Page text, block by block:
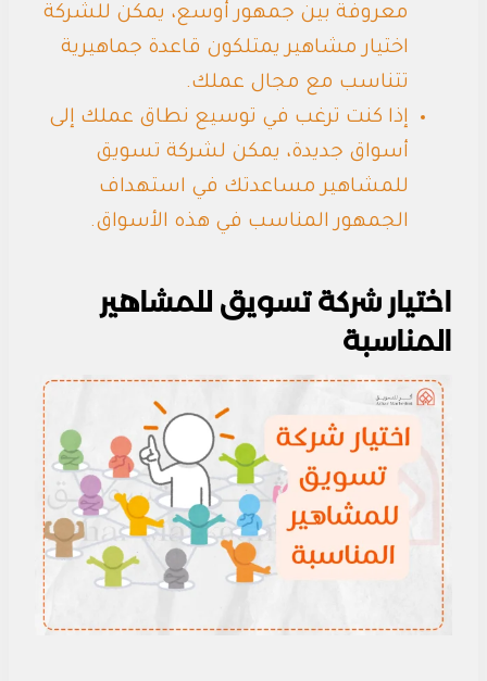
معروفة بين جمهور أوسع، يمكن للشركة
اختيار مشاهير يمتلكون قاعدة جماهيرية
تتناسب مع مجال عملك.
إذا كنت ترغب في توسيع نطاق عملك إلى
أسواق جديدة، يمكن لشركة تسويق
للمشاهير مساعدتك في استهداف
الجمهور المناسب في هذه الأسواق.
اختيار شركة تسويق للمشاهير
المناسبة